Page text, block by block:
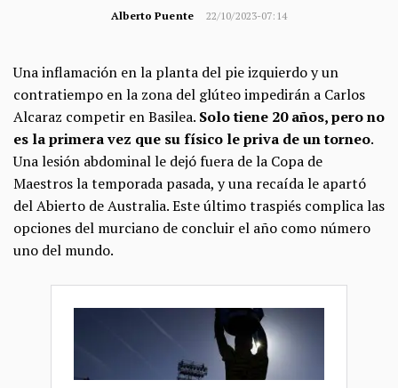
Alberto Puente 22/10/2023-07:14
Una inflamación en la planta del pie izquierdo y un
contratiempo en la zona del glúteo impedirán a Carlos
Alcaraz competir en Basilea. Solo tiene 20 años, pero no
es la primera vez que su físico le priva de un torneo.
Una lesión abdominal le dejó fuera de la Copa de
Maestros la temporada pasada, y una recaída le apartó
del Abierto de Australia. Este último traspiés complica las
opciones del murciano de concluir el año como número
uno del mundo.